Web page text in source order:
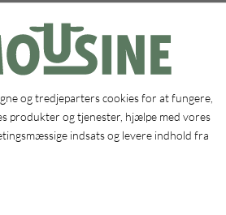
og tredjeparters cookies for at fungere,
produkter og tjenester, hjælpe med vores
indsats og levere indhold fra